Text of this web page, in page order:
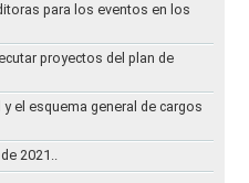
para los eventos en los
proyectos del plan de
el esquema general de cargos
2021..